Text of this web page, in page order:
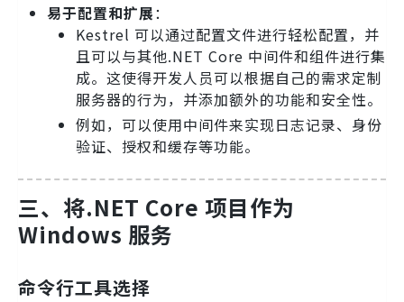
易于配置和扩展：
Kestrel 可以通过配置文件进行轻松配置，并
且可以与其他.NET Core 中间件和组件进行集
成。这使得开发人员可以根据自己的需求定制
服务器的行为，并添加额外的功能和安全性。
例如，可以使用中间件来实现日志记录、身份
验证、授权和缓存等功能。
三、将.NET Core 项目作为
Windows 服务
命令行工具选择